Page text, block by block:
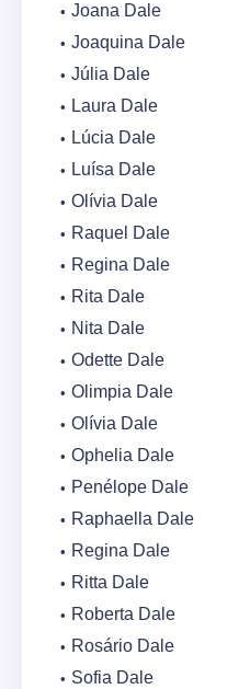
Joana Dale
Joaquina Dale
Júlia Dale
Laura Dale
Lúcia Dale
Luísa Dale
Olívia Dale
Raquel Dale
Regina Dale
Rita Dale
Nita Dale
Odette Dale
Olimpia Dale
Olívia Dale
Ophelia Dale
Penélope Dale
Raphaella Dale
Regina Dale
Ritta Dale
Roberta Dale
Rosário Dale
Sofia Dale